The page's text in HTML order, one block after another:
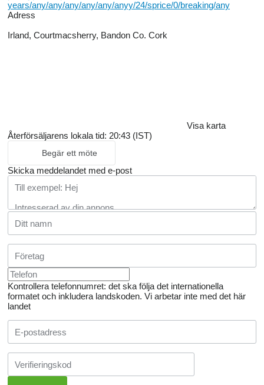
years/any/any/any/any/any/anyy/24/sprice/0/breaking/any
Adress
Irland, Courtmacsherry, Bandon Co. Cork
Visa karta
Återförsäljarens lokala tid: 20:43 (IST)
Begär ett möte
Skicka meddelandet med e-post
Kontrollera telefonnumret: det ska följa det internationella
formatet och inkludera landskoden. Vi arbetar inte med det här
landet